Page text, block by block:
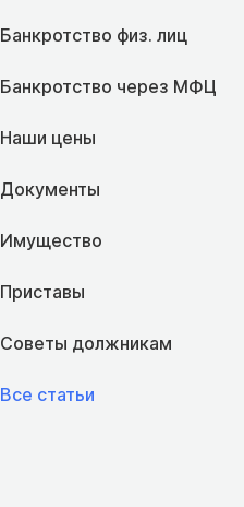
Банкротство физ. лиц
Банкротство через МФЦ
Наши цены
Документы
Имущество
Приставы
Советы должникам
Все статьи